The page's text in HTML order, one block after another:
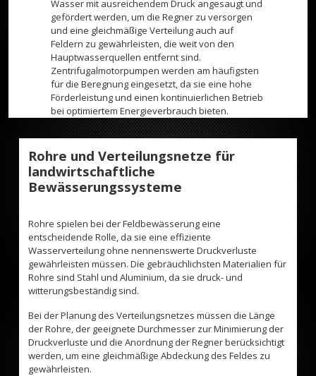
Wasser mit ausreichendem Druck angesaugt und
gefördert werden, um die Regner zu versorgen
und eine gleichmäßige Verteilung auch auf
Feldern zu gewährleisten, die weit von den
Hauptwasserquellen entfernt sind.
Zentrifugalmotorpumpen werden am häufigsten
für die Beregnung eingesetzt, da sie eine hohe
Förderleistung und einen kontinuierlichen Betrieb
bei optimiertem Energieverbrauch bieten.
Rohre und Verteilungsnetze für
landwirtschaftliche
Bewässerungssysteme
Rohre spielen bei der Feldbewässerung eine
entscheidende Rolle, da sie eine effiziente
Wasserverteilung ohne nennenswerte Druckverluste
gewährleisten müssen. Die gebräuchlichsten Materialien für
Rohre sind Stahl und Aluminium, da sie druck- und
witterungsbeständig sind.
Bei der Planung des Verteilungsnetzes müssen die Länge
der Rohre, der geeignete Durchmesser zur Minimierung der
Druckverluste und die Anordnung der Regner berücksichtigt
werden, um eine gleichmäßige Abdeckung des Feldes zu
gewährleisten.